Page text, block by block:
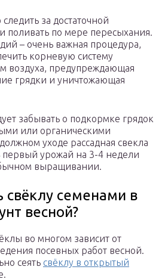
за достаточной
поливать по мере пересыхания.
– очень важная процедура,
корневую систему
воздуха, предупреждающая
грядки и уничтожающая
забывать о подкормке грядок
или органическими
уходе рассадная свекла
первый урожай на 3-4 недели
выращивании.
свёклу семенами в
весной?
во многом зависит от
посевных работ весной.
сеять свёклу в открытый